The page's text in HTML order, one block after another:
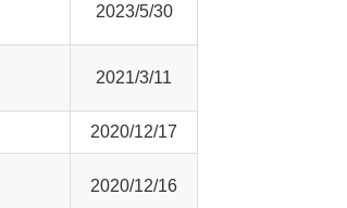
2023/5/30
2021/3/11
2020/12/17
2020/12/16